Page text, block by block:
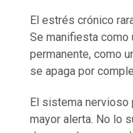
El estrés crónico
Se manifiesta como
permanente, como
se apaga por
El sistema nervioso
mayor alerta. No lo